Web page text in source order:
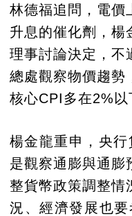
林德福追問，電價
升息的催化劑，楊
理事討論決定，不
總處觀察物價趨勢
核心CPI多在2%以
楊金龍重申，央
是觀察通膨與通膨
整貨幣政策調整情
況、經濟發展也